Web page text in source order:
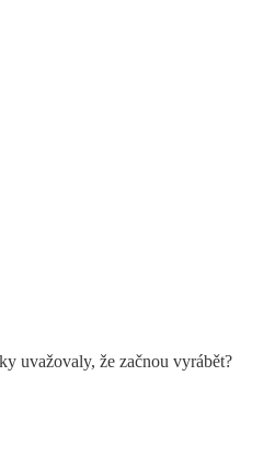
uvažovaly, že začnou vyrábět?